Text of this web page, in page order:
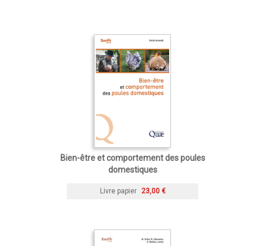
Bien-être et comportement des poules
domestiques
Livre papier 23,00 €